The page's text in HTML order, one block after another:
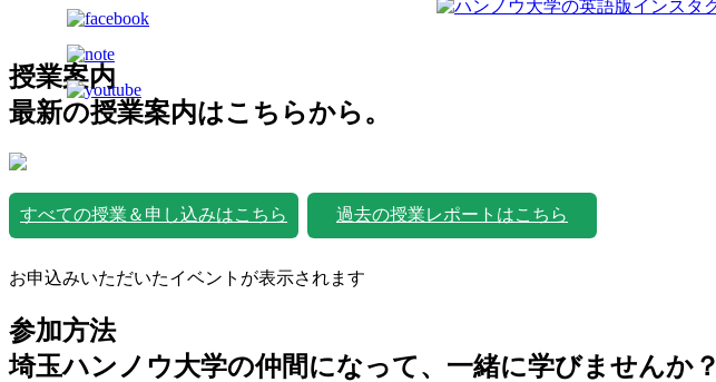
授業案内
最新の授業案内はこちらから。
すべての授業＆申し込みはこちら 過去の授業レポートはこちら
お申込みいただいたイベントが表示されます
参加方法
埼玉ハンノウ大学の仲間になって、一緒に学びませんか？